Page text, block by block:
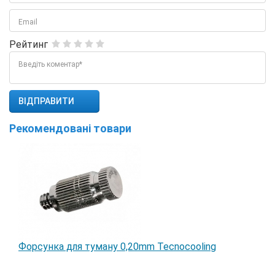
Email
Рейтинг
Введіть коментар*
Рекомендовані товари
Форсунка для туману 0,20mm Tecnocooling